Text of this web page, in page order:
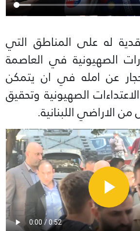
له على المناطق التي
الصهيونية في العاصمة
عن امله في ان يتمكن
الصهيونية وتحقيق
الاراضي اللبنانية.